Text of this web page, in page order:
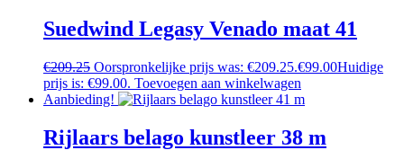
Suedwind Legasy Venado maat 41
€209.25 Oorspronkelijke prijs was: €209.25.€99.00Huidige
prijs is: €99.00. Toevoegen aan winkelwagen
Aanbieding!
Rijlaars belago kunstleer 38 m